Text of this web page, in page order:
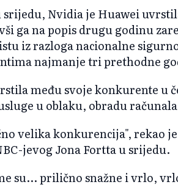
Nvidia je Huawei
ga na popis drugu godinu
iz razloga nacionalne
najmanje tri prethodne
među svoje konkurente u
u oblaku, obradu
velika konkurencija", rekao
jevog Jona Fortta u srijedu.
su... prilično snažne i vrlo,